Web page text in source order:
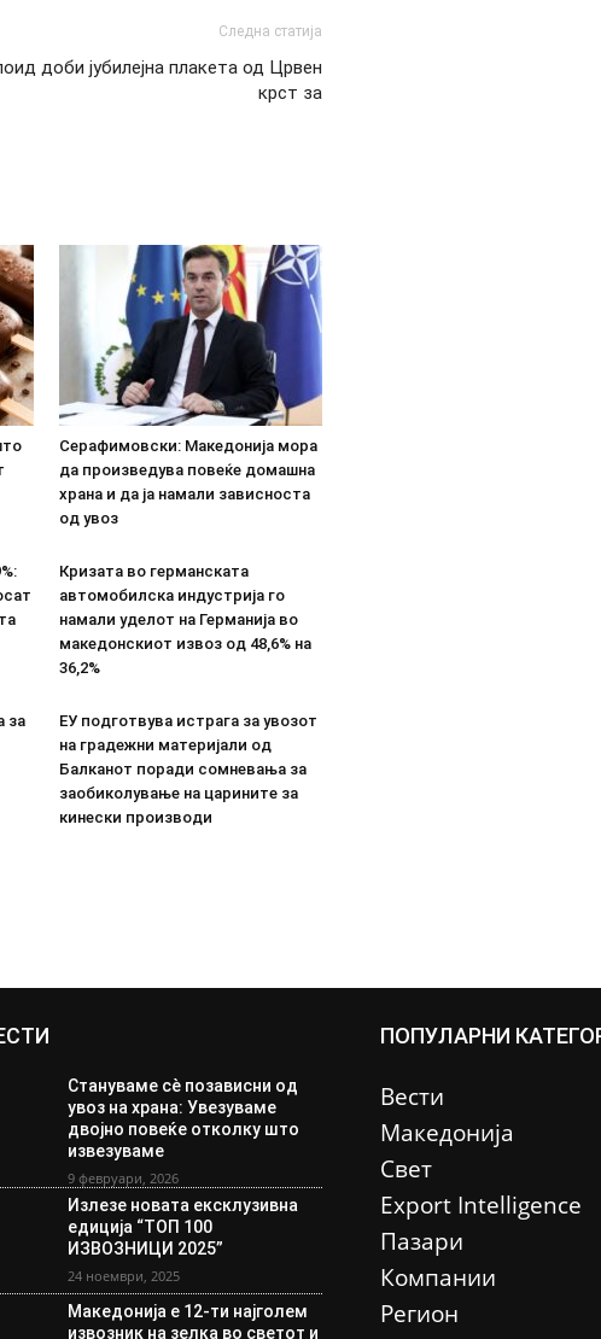
Следна статија
доби јубилејна плакета од Црвен
крст за
Серафимовски: Македонија мора
да произведува повеќе домашна
храна и да ја намали зависноста
од увоз
Кризата во германската
автомобилска индустрија го
намали уделот на Германија во
македонскиот извоз од 48,6% на
36,2%
за
ЕУ подготвува истрага за увозот
на градежни материјали од
Балканот поради сомневања за
заобиколување на царините за
кинески производи
Стануваме сè позависни од
увоз на храна: Увезуваме
двојно повеќе отколку што
извезуваме
9 февруари, 2026
Излезе новата ексклузивна
едиција “ТОП 100
ИЗВОЗНИЦИ 2025”
24 ноември, 2025
Македонија е 12-ти најголем
извозник на зелка во светот и
ПОПУЛАРНИ
Вести
Македонија
Свет
Еxport Intelligence
Пазари
Компании
Регион